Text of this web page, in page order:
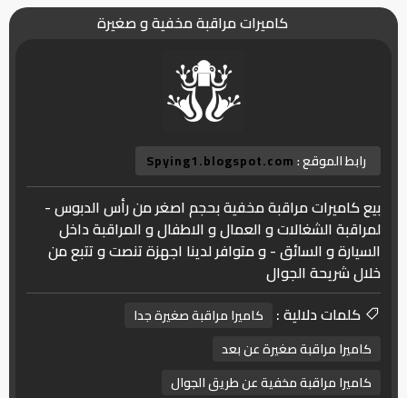
كاميرات مراقبة مخفية و صغيرة
رابط الموقع :Spying1.blogspot.com
بيع كاميرات مراقبة مخفية بحجم اصغر من رأس الدبوس -
لمراقبة الشغالات و العمال و الاطفال و المراقبة داخل
السيارة و السائق - و متوافر لدينا اجهزة تنصت و تتبع من
خلال شريحة الجوال
كلمات دلالية :
كاميرا مراقبة صغيرة جدا
كاميرا مراقبة صغيرة عن بعد
كاميرا مراقبة مخفية عن طريق الجوال